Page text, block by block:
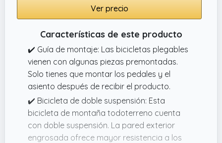
de frenado corta, se detienen en un freno y
Ver precio
Características de este producto
✔️ Guía de montaje: Las bicicletas plegables
vienen con algunas piezas premontadas.
Solo tienes que montar los pedales y el
asiento después de recibir el producto.
✔️ Bicicleta de doble suspensión: Esta
bicicleta de montaña todoterreno cuenta
con doble suspensión. La pared exterior
engrosada ofrece mayor resistencia a los